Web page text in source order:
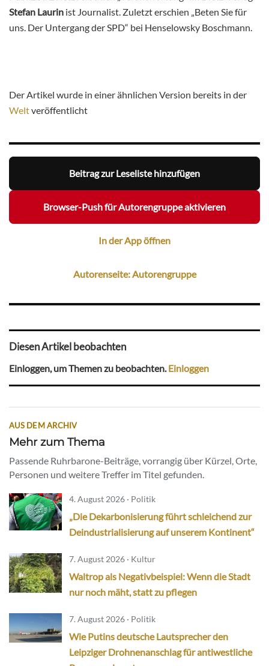
Stefan Laurin ist Journalist. Zuletzt erschien „Beten Sie für
uns. Der Untergang der SPD“ bei Henselowsky Boschmann.
Der Artikel wurde in einer ähnlichen Version bereits in der
Weltveröffentlicht
Beitrag zur Leseliste hinzufügen
Browser-Push für Autorengruppe aktivieren
In der App öffnen
Autorenseite: Autorengruppe
Diesen Artikel beobachten
Einloggen, um Themen zu beobachten.Einloggen
AUS DEM ARCHIV
Mehr zum Thema
Passende Ruhrbarone-Beiträge, vorrangig über Kürzel, Orte,
Personen und weitere Treffer im Titel gefunden.
4. August 2026 · Politik
„Die Dekarbonisierung führt schleichend zur
Deindustrialisierung auf unserem Kontinent“
7. August 2026 · Kultur
Waltrop als Negativbeispiel: Wenn die Stadt
nur noch mäht, statt zu pflegen
7. August 2026 · Politik
Wie Putins deutsche Lautsprecher den
Leipziger Drohnenanschlag für antiwestliche